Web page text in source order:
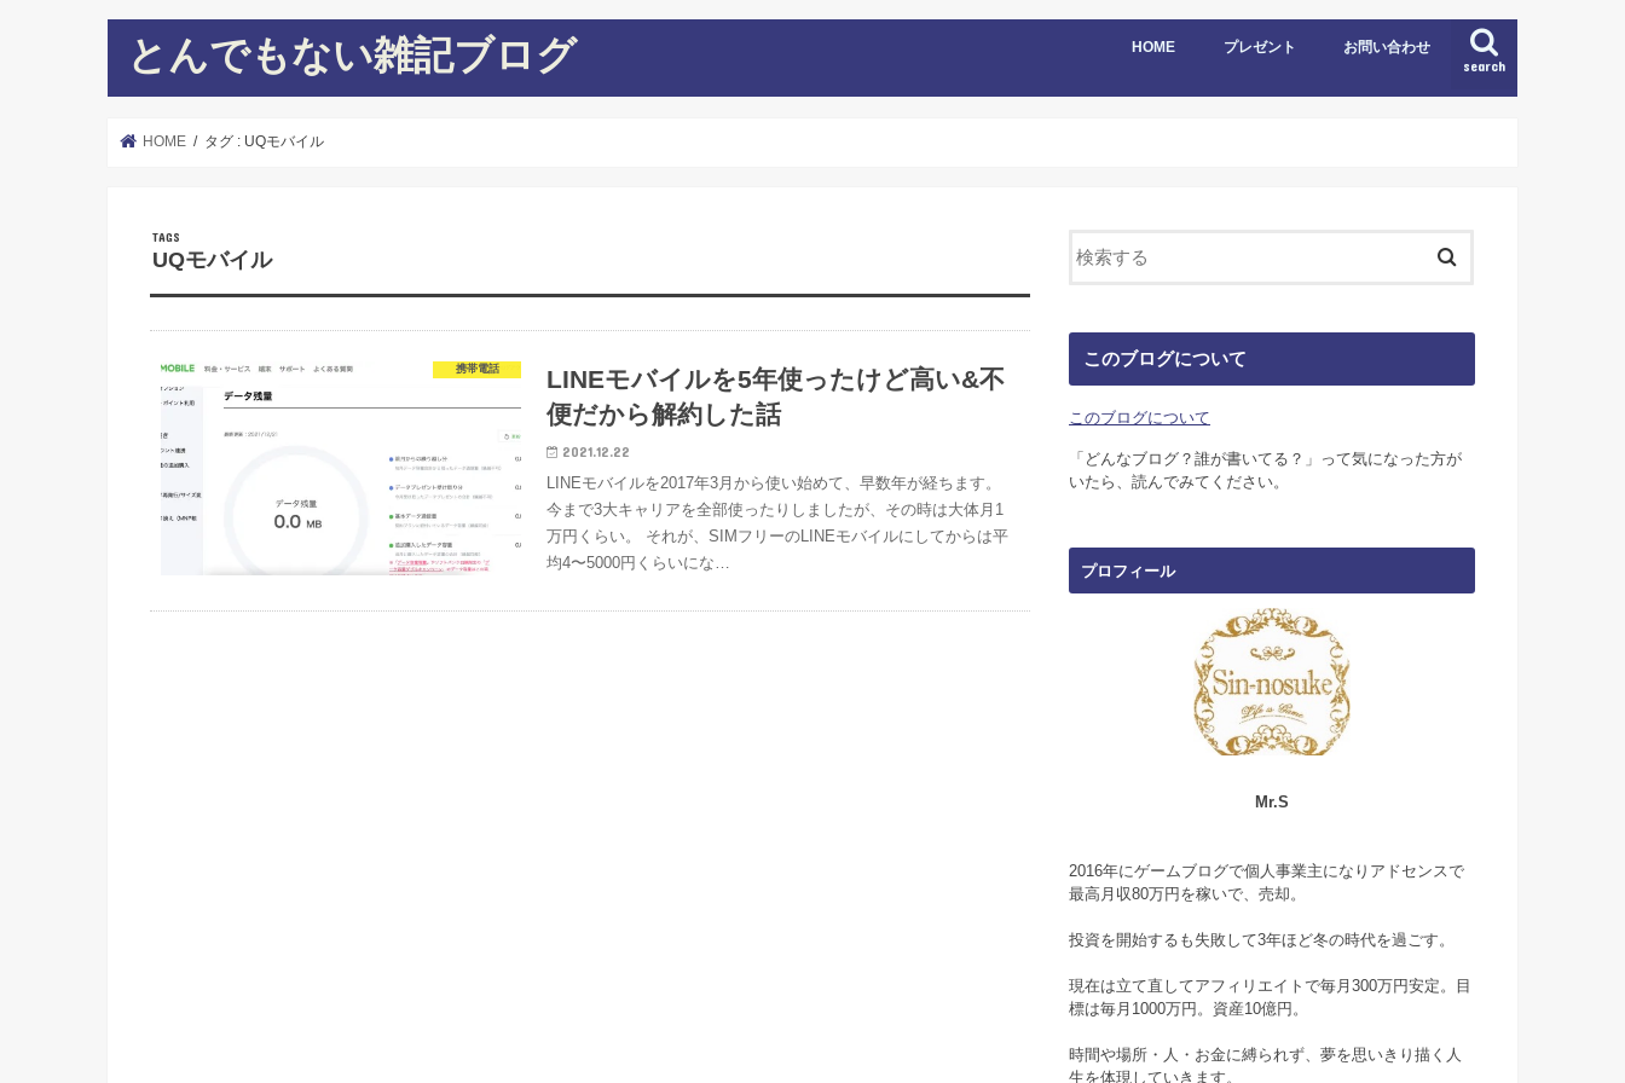
とんでもない雑記ブログ search
HOME プレゼント お問い合わせ
HOME タグ : UQモバイル
UQモバイル
携帯電話
LINEモバイルを5年使ったけど高い&不
便だから解約した話
2021.12.22
LINEモバイルを2017年3月から使い始めて、早数年が経ちます。
今まで3大キャリアを全部使ったりしましたが、その時は大体月1
万円くらい。 それが、SIMフリーのLINEモバイルにしてからは平
均4〜5000円くらいにな…
このブログについて
このブログについて
「どんなブログ？誰が書いてる？」って気になった方が
いたら、読んでみてください。
プロフィール
Mr.S
2016年にゲームブログで個人事業主になりアドセンスで
最高月収80万円を稼いで、売却。
投資を開始するも失敗して3年ほど冬の時代を過ごす。
現在は立て直してアフィリエイトで毎月300万円安定。目
標は毎月1000万円。資産10億円。
時間や場所・人・お金に縛られず、夢を思いきり描く人
生を体現していきます。